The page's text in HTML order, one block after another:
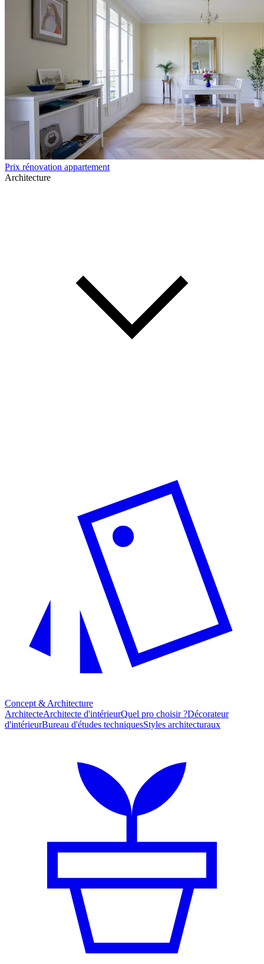
Prix rénovation appartement
Architecture
Concept & Architecture
ArchitecteArchitecte d'intérieurQuel pro choisir ?Décorateur
d'intérieurBureau d'études techniquesStyles architecturaux